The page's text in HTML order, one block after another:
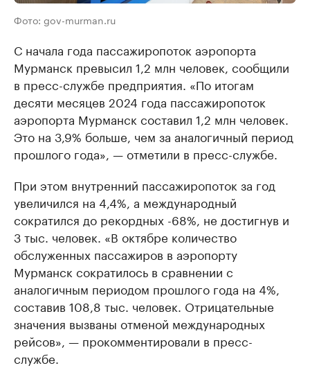
Фото: gov-murman.ru
С начала года пассажиропоток аэропорта
Мурманск превысил 1,2 млн человек, сообщили
в пресс-службе предприятия. «По итогам
десяти месяцев 2024 года пассажиропоток
аэропорта Мурманск составил 1,2 млн человек.
Это на 3,9% больше, чем за аналогичный период
прошлого года», — отметили в пресс-службе.
При этом внутренний пассажиропоток за год
увеличился на 4,4%, а международный
сократился до рекордных -68%, не достигнув и
3 тыс. человек. «В октябре количество
обслуженных пассажиров в аэропорту
Мурманск сократилось в сравнении с
аналогичным периодом прошлого года на 4%,
составив 108,8 тыс. человек. Отрицательные
значения вызваны отменой международных
рейсов», — прокомментировали в пресс-
службе.